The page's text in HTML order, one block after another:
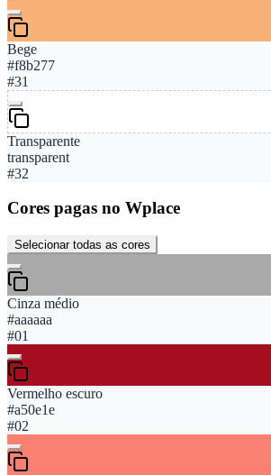
Bege
#f8b277
#31
Transparente
transparent
#32
Cores pagas no Wplace
Selecionar todas as cores
Cinza médio
#aaaaaa
#01
Vermelho escuro
#a50e1e
#02